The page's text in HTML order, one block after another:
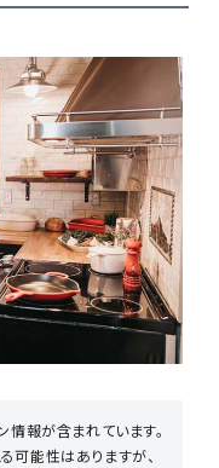
情報が含まれています。
能性はありますが、